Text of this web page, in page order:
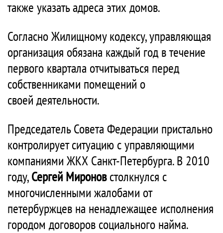
также указать адреса этих домов.
Согласно Жилищному кодексу, управляющая
организация обязана каждый год в течение
первого квартала отчитываться перед
собственниками помещений о
своей деятельности.
Председатель Совета Федерации пристально
контролирует ситуацию с управляющими
компаниями ЖКХ Санкт-Петербурга. В 2010
году,Сергей Мироновстолкнулся с
многочисленными жалобами от
петербуржцев на ненадлежащее исполнения
городом договоров социального найма.